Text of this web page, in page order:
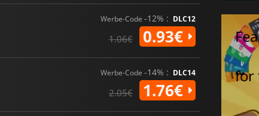
Werbe-Code -12% : DLC12
1.06€ 0.93€
Werbe-Code -14% : DLC14
2.05€ 1.76€
for